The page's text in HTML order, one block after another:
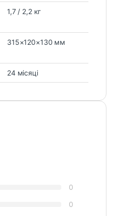
1,7 / 2,2 кг
315×120×130 мм
24 місяці
0
0